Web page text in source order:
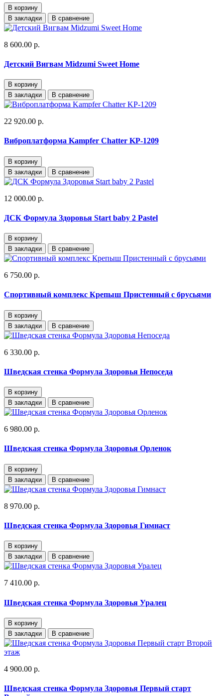
В корзину
В закладки
В сравнение
8 600.00 р.
Детский Вигвам Midzumi Sweet Home
В корзину
В закладки
В сравнение
22 920.00 р.
Виброплатформа Kampfer Chatter KP-1209
В корзину
В закладки
В сравнение
12 000.00 р.
ДСК Формула Здоровья Start baby 2 Pastel
В корзину
В закладки
В сравнение
6 750.00 р.
Спортивный комплекс Крепыш Пристенный с брусьями
В корзину
В закладки
В сравнение
6 330.00 р.
Шведская стенка Формула Здоровья Непоседа
В корзину
В закладки
В сравнение
6 980.00 р.
Шведская стенка Формула Здоровья Орленок
В корзину
В закладки
В сравнение
8 970.00 р.
Шведская стенка Формула Здоровья Гимнаст
В корзину
В закладки
В сравнение
7 410.00 р.
Шведская стенка Формула Здоровья Уралец
В корзину
В закладки
В сравнение
4 900.00 р.
Шведская стенка Формула Здоровья Первый старт